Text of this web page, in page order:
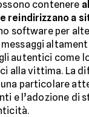
contenere
reindirizzano a
software per
autentici come
alla vittima. La
particolare
e l’adozione di